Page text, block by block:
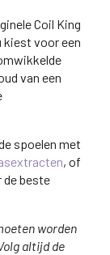
Coil King
kiest voor een
van een
spoelen met
, of
de beste
worden
altijd de